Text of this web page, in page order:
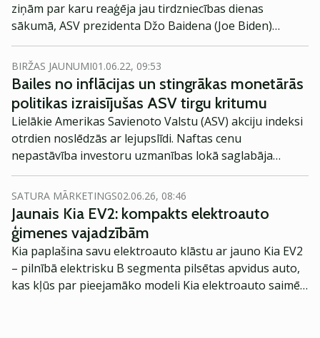
ziņām par karu reaģēja jau tirdzniecības dienas
sākumā, ASV prezidenta Džo Baidena (Joe Biden)
paziņojums par 33 valstu sankcijām pret Krieviju lika
tirgiem saglabāt pietiekami labu stāvokli līdz
tirdzniecības dienas beigām.
BIRŽAS JAUNUMI01.06.22, 09:53
Bailes no inflācijas un stingrākas monetārās
politikas izraisījušas ASV tirgu kritumu
Lielākie Amerikas Savienoto Valstu (ASV) akciju indeksi
otrdien noslēdzās ar lejupslīdi. Naftas cenu
nepastāvība investoru uzmanības lokā saglabāja
inflācijas kāpumu, tāpat arī Federālās rezervju sistēmas
(FRS) monetārās politikas veidotāji bija noskaņoti
stingrāk nekā gaidīts.
SATURA MĀRKETINGS02.06.26, 08:46
Jaunais Kia EV2: kompakts elektroauto
ģimenes vajadzībām
Kia paplašina savu elektroauto klāstu ar jauno Kia EV2
– pilnībā elektrisku B segmenta pilsētas apvidus auto,
kas kļūs par pieejamāko modeli Kia elektroauto saimē